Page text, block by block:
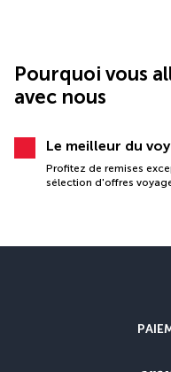
Pourquoi vous
avec nous
Le meilleur du
Profitez de remises
sélection d'offres